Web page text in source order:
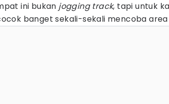
ini bukan jogging track, tapi untuk
banget sekali-sekali mencoba area